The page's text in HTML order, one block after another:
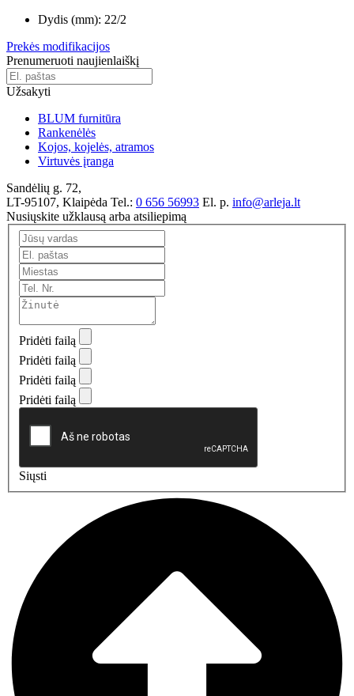
Dydis (mm): 22/2
Prekės modifikacijos
Prenumeruoti naujienlaiškį
Užsakyti
BLUM furnitūra
Rankenėlės
Kojos, kojelės, atramos
Virtuvės įranga
Sandėlių g. 72,
LT-95107, Klaipėda Tel.: 0 656 56993 El. p. info@arleja.lt
Nusiųskite užklausą arba atsiliepimą
Pridėti failą
Pridėti failą
Pridėti failą
Pridėti failą
Siųsti